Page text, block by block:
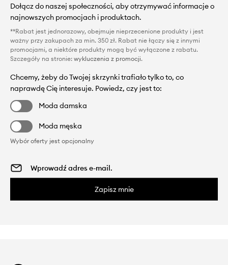
Dołącz do naszej społeczności, aby otrzymywać informacje o
najnowszych promocjach i produktach.
**Rabat jest jednorazowy, obejmuje nieprzecenione produkty i jest
ważny przy zakupach za min. 350 zł. Rabat nie łączy się z innymi
promocjami, a niektóre produkty mogą być wyłączone z rabatu.
Szczegóły na stronie: wykluczenia z promocji.
Chcemy, żeby do Twojej skrzynki trafiało tylko to, co
naprawdę Cię interesuje. Powiedz, czy jest to:
Moda damska
Moda męska
Wybór oferty jest opcjonalny
Zapisz mnie